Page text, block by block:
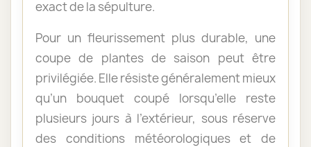
exact de la sépulture.
Pour un fleurissement plus durable, une
coupe de plantes de saison peut être
privilégiée. Elle résiste généralement mieux
qu’un bouquet coupé lorsqu’elle reste
plusieurs jours à l’extérieur, sous réserve
des conditions météorologiques et de